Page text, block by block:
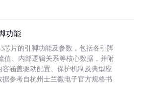
功能
芯片的引脚功能及参数，包括各引脚
值、内部逻辑关系等核心数据，并附
容涵盖驱动配置、保护机制及典型应
据参考自杭州士兰微电子官方规格书